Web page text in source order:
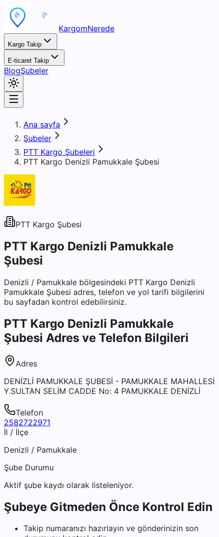
KargomNerede
Kargo Takip
E-ticaret Takip
BlogŞubeler
Ana sayfa
Şubeler
PTT Kargo Şubeleri
PTT Kargo Denizli Pamukkale Şubesi
PTT Kargo Şubesi
PTT Kargo Denizli Pamukkale
Şubesi
Denizli / Pamukkale bölgesindeki PTT Kargo Denizli
Pamukkale Şubesi adres, telefon ve yol tarifi bilgilerini
bu sayfadan kontrol edebilirsiniz.
PTT Kargo Denizli Pamukkale
Şubesi Adres ve Telefon Bilgileri
Adres
DENİZLİ PAMUKKALE ŞUBESİ - PAMUKKALE MAHALLESİ
Y.SULTAN SELİM CADDE No: 4 PAMUKKALE DENİZLİ
Telefon
2582722971
İl / İlçe
Denizli / Pamukkale
Şube Durumu
Aktif şube kaydı olarak listeleniyor.
Şubeye Gitmeden Önce Kontrol Edin
Takip numaranızı hazırlayın ve gönderinizin son